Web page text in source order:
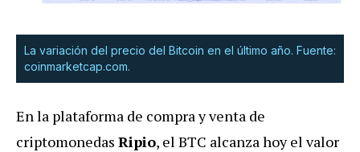
La variación del precio del Bitcoin en el último año. Fuente:
coinmarketcap.com.
En la plataforma de compra y venta de
criptomonedas Ripio, el BTC alcanza hoy el valor